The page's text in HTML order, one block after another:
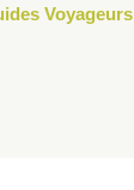
Voyageurs